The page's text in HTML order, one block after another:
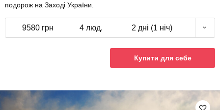
подорож на Заході України.
9580 грн 4 люд. 2 дні (1 ніч)
Купити для себе